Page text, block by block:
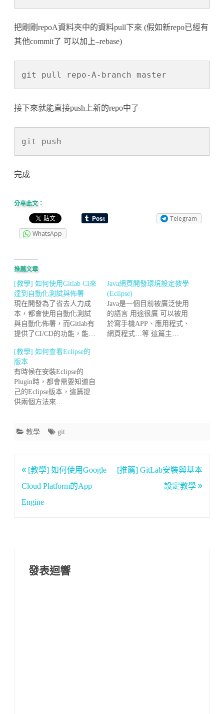
把剛剛repoA資料夾中的資料pull下來 (假如新repo已經有
其他commit了 可以加上–rebase)
git pull repo-A-branch master
接下來就能直接push上新的repo中了
git push
完成
分享此文：
Telegram
WhatsApp
推薦文章
[教學] 如何使用Gitlab CI來
達到自動化測試與佈署
現在開發為了省去人力成
本，都會使用自動化測試
與自動化佈署，而Gitlab有
提供了CI/CD的功能，能…
Java網頁開發環境設定教學
(Eclipse)
Java是一個目前被廣泛使用
的語言 用途很廣 可以被用
於寫手機APP、應用程式、
網頁程式…等 這篇主…
[教學] 如何查看Eclipse的
版本
有時候在安裝Eclipse的
Plugin時，都會需要知道自
己的Eclipse版本，這篇提
供兩個方法來…
教學 git
文
章
導
[教學] 如何使用Google
Cloud Platform的App
Engine
[推薦] GitLab安裝與基本
設定教學
發表迴響